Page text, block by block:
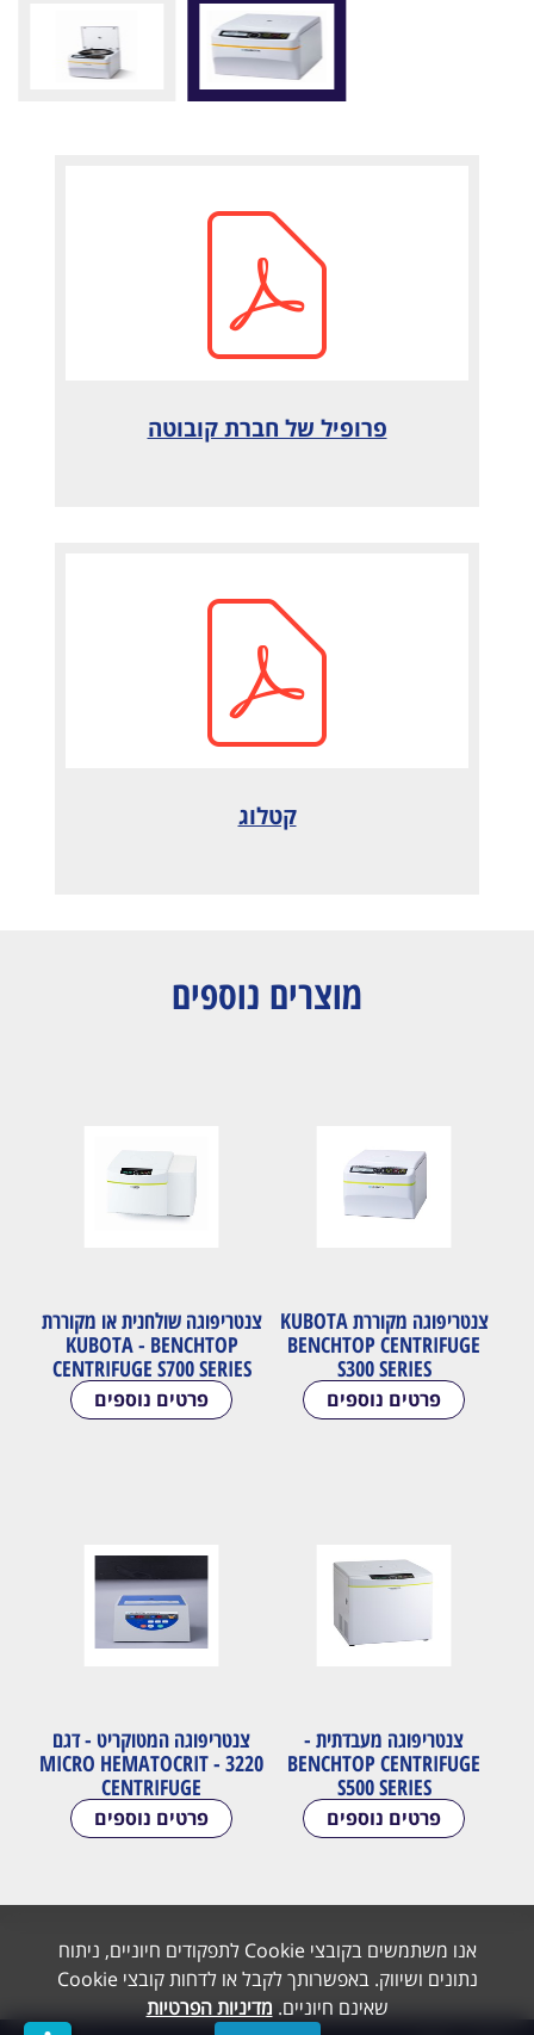
אנו משתמשים בקובצי Cookie לתפקודים חיוניים, ניתוח
נתונים ושיווק. באפשרותך לקבל או לדחות קובצי Cookie
שאינם חיוניים. מדיניות הפרטיות
פרופיל של חברת קובוטה
קטלוג
מוצרים נוספים
צנטריפוגה מקוררת KUBOTA
BENCHTOP CENTRIFUGE
S300 SERIES
פרטים נוספים
צנטריפוגה שולחנית או מקוררת
KUBOTA - BENCHTOP
CENTRIFUGE S700 SERIES
פרטים נוספים
צנטריפוגה מעבדתית -
BENCHTOP CENTRIFUGE
S500 SERIES
פרטים נוספים
צנטריפוגה המטוקריט - דגם
3220 - MICRO HEMATOCRIT
CENTRIFUGE
פרטים נוספים